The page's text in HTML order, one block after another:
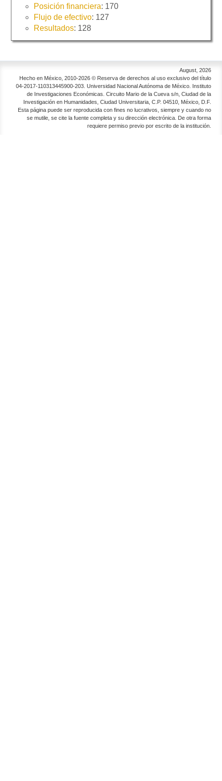
Posición financiera: 170
Flujo de efectivo: 127
Resultados: 128
August, 2026
Hecho en México, 2010-2026 © Reserva de derechos al uso exclusivo del título
04-2017-110313445900-203. Universidad Nacional Autónoma de México. Instituto
de Investigaciones Económicas. Circuito Mario de la Cueva s/n, Ciudad de la
Investigación en Humanidades, Ciudad Universitaria, C.P. 04510, México, D.F.
Esta página puede ser reproducida con fines no lucrativos, siempre y cuando no
se mutile, se cite la fuente completa y su dirección electrónica. De otra forma
requiere permiso previo por escrito de la institución.